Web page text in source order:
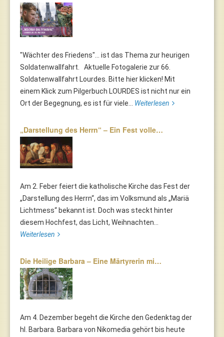
"Wächter des Friedens"... ist das Thema zur heurigen
Soldatenwallfahrt. Aktuelle Fotogalerie zur 66.
Soldatenwallfahrt Lourdes. Bitte hier klicken! Mit
einem Klick zum Pilgerbuch LOURDES ist nicht nur ein
Ort der Begegnung, es ist für viele... Weiterlesen
„Darstellung des Herrn“ – Ein Fest volle…
Am 2. Feber feiert die katholische Kirche das Fest der
„Darstellung des Herrn“, das im Volksmund als „Mariä
Lichtmess“ bekannt ist. Doch was steckt hinter
diesem Hochfest, das Licht, Weihnachten...
Weiterlesen
Die Heilige Barbara – Eine Märtyrerin mi…
Am 4. Dezember begeht die Kirche den Gedenktag der
hl. Barbara. Barbara von Nikomedia gehört bis heute